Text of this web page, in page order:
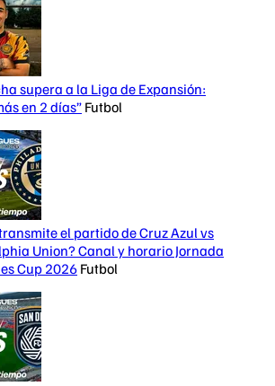
supera a la Liga de Expansión:
en 2 días”Futbol
el partido de Cruz Azul vs
Union? Canal y horario Jornada
Cup 2026 Futbol